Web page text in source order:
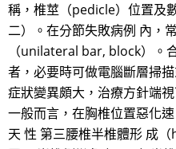
稱，椎莖（pedicle）位置及
二）。在分節失敗病例 內，
（unilateral bar, block）。
者，必要時可做電腦斷層掃
症狀變異頗大，治療方針端
一般而言，在胸椎位置惡化
天 性 第三腰椎半椎體形 成